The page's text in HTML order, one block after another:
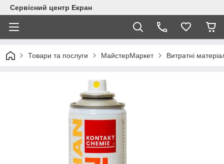
Сервісний центр Екран
Товари та послуги МайстерМаркет Витратні